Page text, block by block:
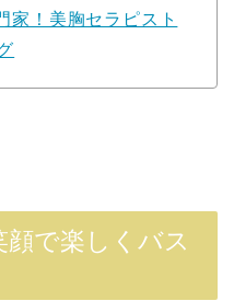
家！美胸セラピスト
で楽しくバス